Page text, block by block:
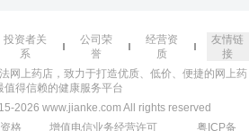
投资者关
系
公司荣
誉
经营资
质
友情链
接
网上药店，致力于打造优质、低价、便捷的网上药
值得信赖的健康服务平台
2026 www.jianke.com All rights reserved
格 增值电信业务经营许可 粤ICP备